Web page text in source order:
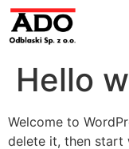
Hello
Welcome to
delete it, then start